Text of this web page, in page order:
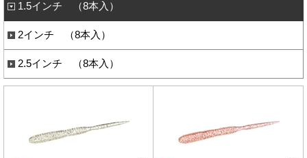
1.5インチ （8本入）
2インチ （8本入）
2.5インチ （8本入）